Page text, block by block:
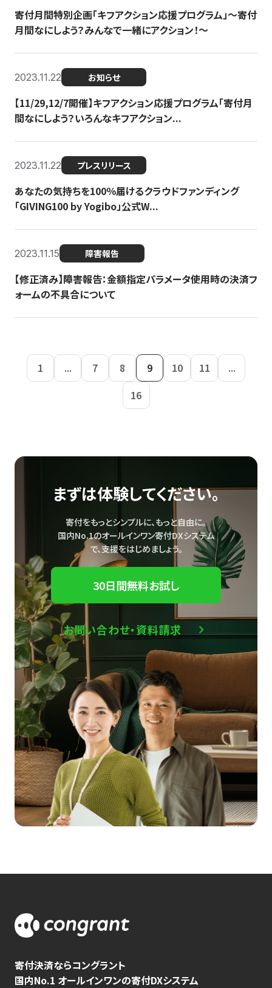
寄付月間特別企画「キフアクション応援プログラム」〜寄付
月間なにしよう？みんなで一緒にアクション！〜
2023.11.22 お知らせ
【11/29,12/7開催】キフアクション応援プログラム「寄付月
間なにしよう？いろんなキフアクション...
2023.11.22 プレスリリース
あなたの気持ちを100％届けるクラウドファンディング
「GIVING100 by Yogibo」公式W...
2023.11.15 障害報告
【修正済み】障害報告：金額指定パラメータ使用時の決済フ
ォームの不具合について
1 ... 7 8 9 10 11
...
16
まずは体験してください。
寄付をもっとシンプルに、もっと自由に。
国内No.1のオールインワン寄付DXシステム
で、支援をはじめましょう。
30日間無料お試し
お問い合わせ・資料請求
寄付決済ならコングラント
国内No.1 オールインワンの寄付DXシステム